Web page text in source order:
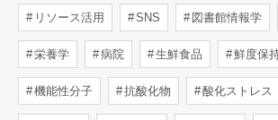
リソース活用 SNS 図書館情報学
栄養学 病院 生鮮食品 鮮度保
機能性分子 抗酸化物 酸化ストレス